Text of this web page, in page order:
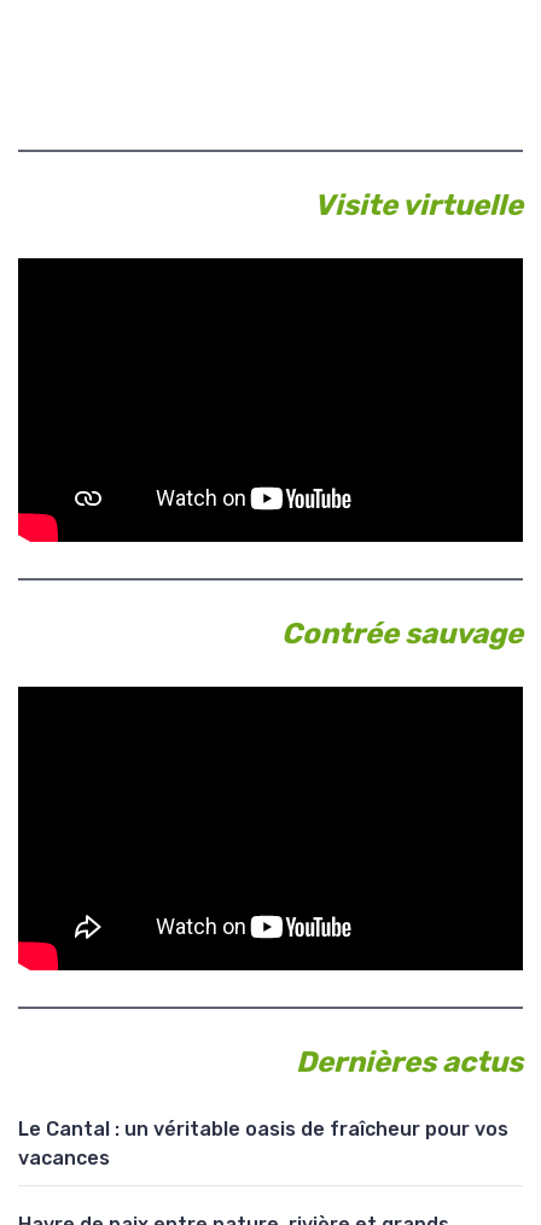
Visite virtuelle
Contrée sauvage
Dernières actus
Le Cantal : un véritable oasis de fraîcheur pour vos
vacances